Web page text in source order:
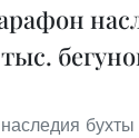
бухты